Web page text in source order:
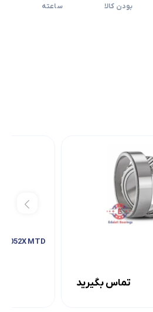
بودن کالا
ساعته
تماس بگیرید
32052X MTD